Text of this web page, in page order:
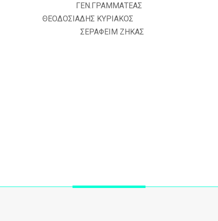
ΓΕΝ.ΓΡΑΜΜΑΤΕΑΣ
ΘΕΟΔΟΣΙΑΔΗΣ ΚΥΡΙΑΚΟΣ
ΣΕΡΑΦΕΙΜ ΖΗΚΑΣ